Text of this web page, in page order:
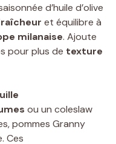
d’huile d’olive
et équilibre à
milanaise. Ajoute
pour plus de texture
ou un coleslaw
pommes Granny
Ces